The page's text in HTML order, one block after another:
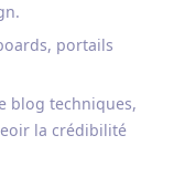
portails
blog techniques,
la crédibilité